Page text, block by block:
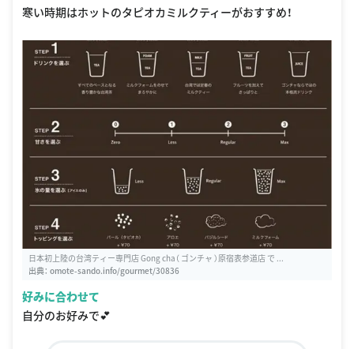
寒い時期はホットのタピオカミルクティーがおすすめ！
日本初上陸の台湾ティー専門店 Gong cha（ ゴンチャ ）原宿表参道店 で ...
出典： omote-sando.info/gourmet/30836
好みに合わせて
自分のお好みで💕